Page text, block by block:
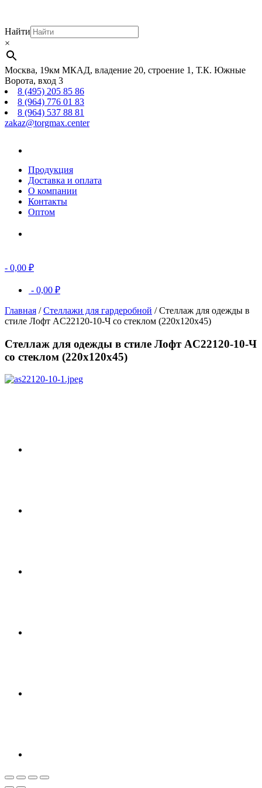
Найти
×
Москва, 19км МКАД, владение 20, строение 1, Т.К. Южные
Ворота, вход 3
8 (495) 205 85 86
8 (964) 776 01 83
8 (964) 537 88 81
zakaz@torgmax.center
Продукция
Доставка и оплата
О компании
Контакты
Оптом
- 0,00 ₽
- 0,00 ₽
Главная /Стеллажи для гардеробной / Стеллаж для одежды в
стиле Лофт AС22120-10-Ч со стеклом (220х120х45)
Стеллаж для одежды в стиле Лофт AС22120-10-Ч
со стеклом (220х120х45)